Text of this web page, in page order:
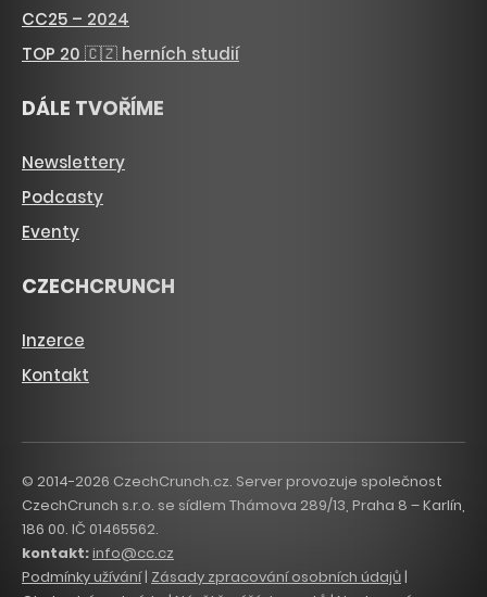
CC25 – 2024
TOP 20 🇨🇿 herních studií
DÁLE TVOŘÍME
Newslettery
Podcasty
Eventy
CZECHCRUNCH
Inzerce
Kontakt
© 2014-2026 CzechCrunch.cz. Server provozuje společnost
CzechCrunch s.r.o. se sídlem Thámova 289/13, Praha 8 – Karlín,
186 00. IČ 01465562.
kontakt:info@cc.cz
Podmínky užívání| Zásady zpracování osobních údajů|